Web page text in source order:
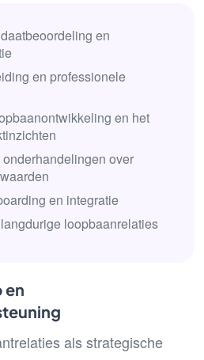
en
en professionele
en het
over
en integratie
loopbaanrelaties
en
als strategische